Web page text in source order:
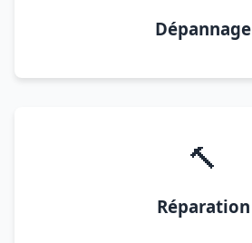
Dépannage
🔨
Réparation